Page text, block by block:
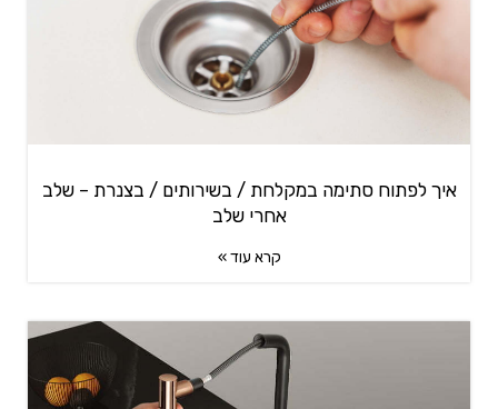
איך לפתוח סתימה במקלחת / בשירותים / בצנרת – שלב
אחרי שלב
קרא עוד »